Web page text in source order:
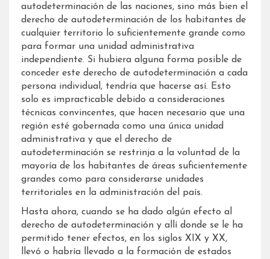
autodeterminación de las naciones, sino más bien el
derecho de autodeterminación de los habitantes de
cualquier territorio lo suficientemente grande como
para formar una unidad administrativa
independiente. Si hubiera alguna forma posible de
conceder este derecho de autodeterminación a cada
persona individual, tendría que hacerse así. Esto
solo es impracticable debido a consideraciones
técnicas convincentes, que hacen necesario que una
región esté gobernada como una única unidad
administrativa y que el derecho de
autodeterminación se restrinja a la voluntad de la
mayoría de los habitantes de áreas suficientemente
grandes como para considerarse unidades
territoriales en la administración del país.
Hasta ahora, cuando se ha dado algún efecto al
derecho de autodeterminación y allí donde se le ha
permitido tener efectos, en los siglos XIX y XX,
llevó o habría llevado a la formación de estados